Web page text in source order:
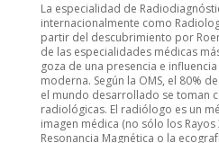
La especialidad de
internacionalmente como
partir del descubrimiento por
de las especialidades médicas
goza de una presencia e
moderna. Según la OMS, el 80%
el mundo desarrollado se toman
radiológicas. El radiólogo es un
imagen médica (no sólo los Rayos
Resonancia Magnética o la